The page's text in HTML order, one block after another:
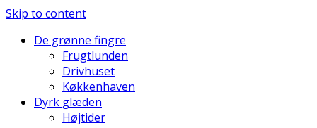
Skip to content
De grønne fingre
Frugtlunden
Drivhuset
Køkkenhaven
Dyrk glæden
Højtider